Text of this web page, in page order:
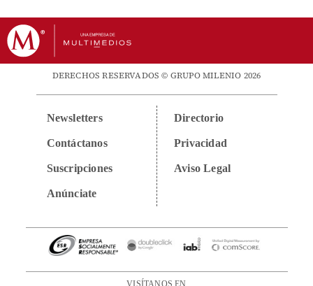
DERECHOS RESERVADOS © GRUPO MILENIO 2026
Newsletters
Contáctanos
Suscripciones
Anúnciate
Directorio
Privacidad
Aviso Legal